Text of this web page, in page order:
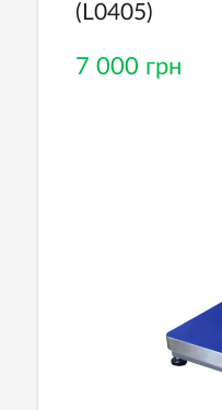
(L0405)
7 000 грн